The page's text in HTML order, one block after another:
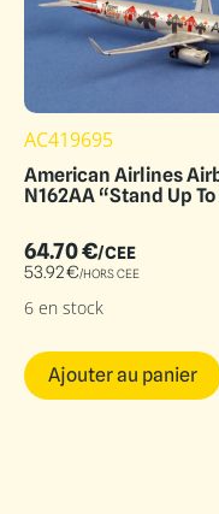
AC419695
American Airlines
N162AA “Stand Up
64.70€/CEE
53.92€/HORS CEE
6 en stock
Ajouter au panier